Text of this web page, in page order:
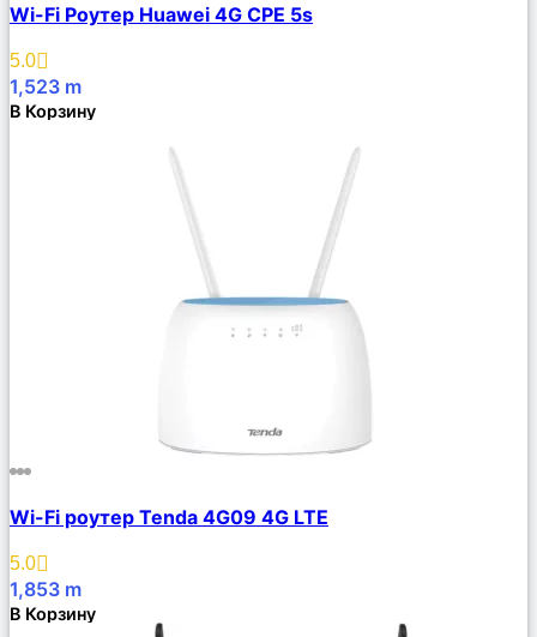
Описание
Избранное
Wi-Fi Роутер Huawei 4G CPE 5s
5.0
1,523 m
В Корзину
Описание
Избранное
Wi-Fi роутер Tenda 4G09 4G LTE
5.0
1,853 m
В Корзину